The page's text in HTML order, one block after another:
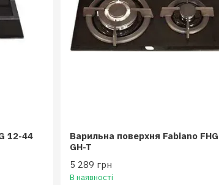
12-44
Варильна поверхня Fabiano
GH-T
5 289 грн
В наявності